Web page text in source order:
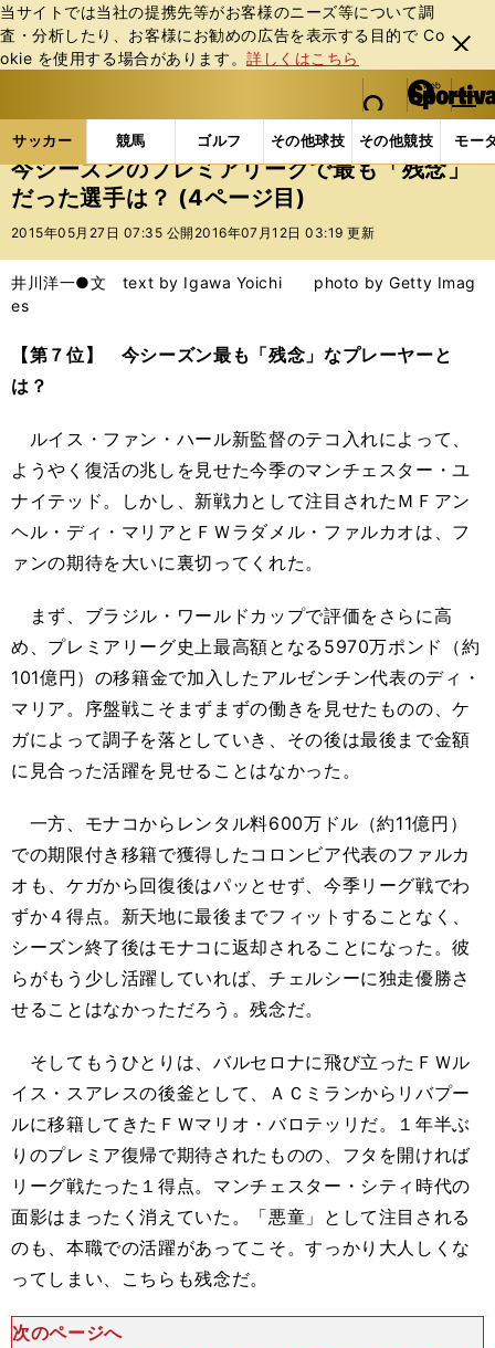
当サイトでは当社の提携先等がお客様のニーズ等について調
査・分析したり、お客様にお勧めの広告を表⽰する⽬的で Co
okie を使⽤する場合があります。詳しくはこちら
閉じ
る
web Sportiva (webスポルティーバ)
検索
マイペ
ー
ジ
メニュ
サッカー 競馬 ゴルフ その他球技 その他競技 モー
ス
ポ
ル
バ
サッカーの記事一覧 海外サッカー 海外サッカー
今シーズンのプレミアリーグで最も「残念」
だった選手は？ (4ページ目)
2015年05月27日 07:35 公開 2016年07月12日 03:19 更新
井川洋一●文 text by Igawa Yoichi photo by Getty Imag
es
【第７位】 今シーズン最も「残念」なプレーヤーと
は？
ルイス・ファン・ハール新監督のテコ入れによって、
ようやく復活の兆しを見せた今季のマンチェスター・ユ
ナイテッド。しかし、新戦力として注目されたＭＦアン
ヘル・ディ・マリアとＦＷラダメル・ファルカオは、フ
ァンの期待を大いに裏切ってくれた。
まず、ブラジル・ワールドカップで評価をさらに高
め、プレミアリーグ史上最高額となる5970万ポンド（約
101億円）の移籍金で加入したアルゼンチン代表のディ・
マリア。序盤戦こそまずまずの働きを見せたものの、ケ
ガによって調子を落としていき、その後は最後まで金額
に見合った活躍を見せることはなかった。
一方、モナコからレンタル料600万ドル（約11億円）
での期限付き移籍で獲得したコロンビア代表のファルカ
オも、ケガから回復後はパッとせず、今季リーグ戦でわ
ずか４得点。新天地に最後までフィットすることなく、
シーズン終了後はモナコに返却されることになった。彼
らがもう少し活躍していれば、チェルシーに独走優勝さ
せることはなかっただろう。残念だ。
そしてもうひとりは、バルセロナに飛び立ったＦＷル
イス・スアレスの後釜として、ＡＣミランからリバプー
ルに移籍してきたＦＷマリオ・バロテッリだ。１年半ぶ
りのプレミア復帰で期待されたものの、フタを開ければ
リーグ戦たった１得点。マンチェスター・シティ時代の
面影はまったく消えていた。「悪童」として注目される
のも、本職での活躍があってこそ。すっかり大人しくな
ってしまい、こちらも残念だ。
次のページへ